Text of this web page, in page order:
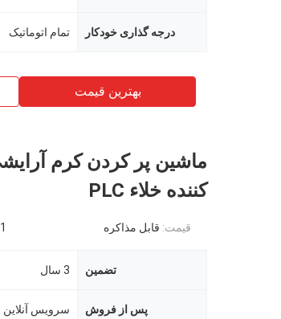
درجه گذاری خودکار تمام اتوماتیک
بهترین قیمت
کننده خلاء PLC
قیمت: قابل مذاکره 1
تضمین 3 سال
پس از فروش سرویس آنلاین